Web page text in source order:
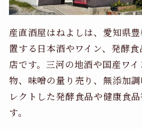
産直酒屋はねよしは、愛知県
置する日本酒やワイン、発酵
店です。三河の地酒や国産ワ
物、味噌の量り売り、無添加
レクトした発酵食品や健康食
す。